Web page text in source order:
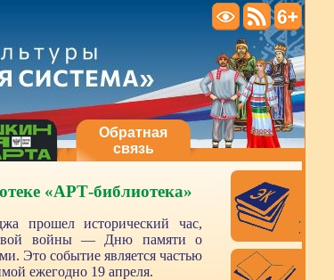
Обратная
связь
«АРТ-библиотека»
прошел исторический час,
войны — Дню памяти о
Это событие является частью
ежегодно 19 апреля.